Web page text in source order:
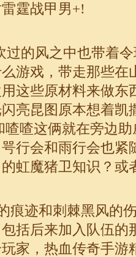
霆战甲男+!
过的风之中也带着
游戏，带走那些在
这些原材料来做东
闪亮昆图原本想着
喳这俩就在旁边
行会和雨行会也紧
的虹魔猪卫知识？或
痕迹和刺棘黑风的
括后来加入队伍的
家，热血传奇手游